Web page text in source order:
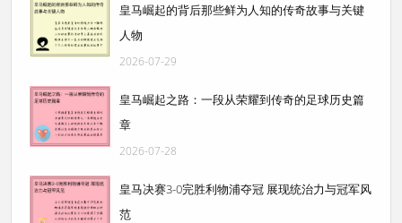
皇马崛起的背后那些鲜为人知的传奇故事与关键
人物
2026-07-29
皇马崛起之路：一段从荣耀到传奇的足球历史篇
章
2026-07-28
皇马决赛3-0完胜利物浦夺冠 展现统治力与冠军风
范